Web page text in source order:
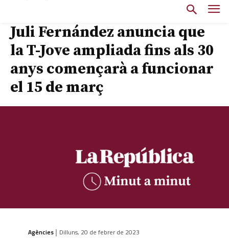
Juli Fernández anuncia que
la T-Jove ampliada fins als 30
anys començarà a funcionar
el 15 de març
Agències | Dilluns, 20 de febrer de 2023